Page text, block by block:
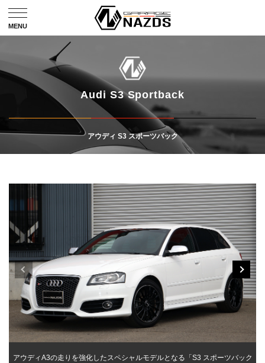
Audi S3 Sportback
アウディ S3 スポーツバック
アウディA3の走りを強化したスペシャルモデルとなる「S3 スポーツバック